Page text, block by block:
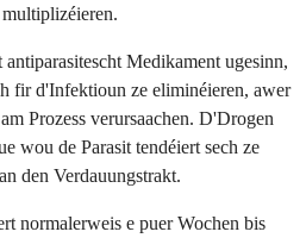
Medikament ugesinn,
fir d'Infektioun ze eliminéieren, awer
Prozess verursaachen. D'Drogen
wou de Parasit tendéiert sech ze
den Verdauungstrakt.
normalerweis e puer Wochen bis